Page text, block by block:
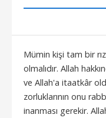
Mümin kişi tam bir
olmalıdır. Allah
ve Allah'a itaatkâr
zorluklarının onu
inanması gerekir.